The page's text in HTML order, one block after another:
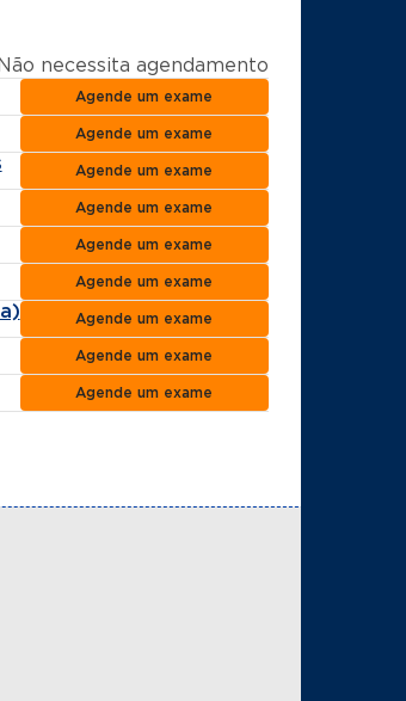
Não necessita agendamento
Agende um exame
Agende um exame
Agende um exame
Agende um exame
Agende um exame
Agende um exame
Agende um exame
Agende um exame
Agende um exame